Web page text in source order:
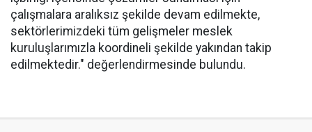
çalışmalara aralıksız şekilde devam edilmekte,
sektörlerimizdeki tüm gelişmeler meslek
kuruluşlarımızla koordineli şekilde yakından takip
edilmektedir." değerlendirmesinde bulundu.